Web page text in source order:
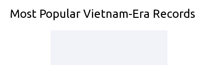
Most Popular Vietnam-Era Records